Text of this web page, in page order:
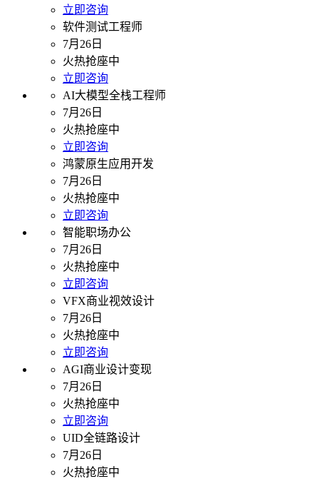
立即咨询
软件测试工程师
7月26日
火热抢座中
立即咨询
AI大模型全栈工程师
7月26日
火热抢座中
立即咨询
鸿蒙原生应用开发
7月26日
火热抢座中
立即咨询
智能职场办公
7月26日
火热抢座中
立即咨询
VFX商业视效设计
7月26日
火热抢座中
立即咨询
AGI商业设计变现
7月26日
火热抢座中
立即咨询
UID全链路设计
7月26日
火热抢座中